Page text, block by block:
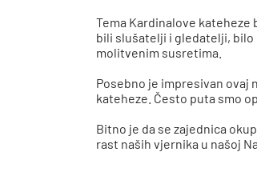
Tema Kardinalove kateheze
bili slušatelji i gledatelji, bilo
molitvenim susretima.
Posebno je impresivan ovaj
kateheze. Često puta smo
Bitno je da se zajednica
rast naših vjernika u našoj